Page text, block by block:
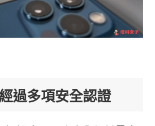
過多項安全認證